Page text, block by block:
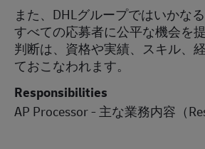
また、 DHLグループではいかな
すべての応募者に公平な機会を
判断は、資格や実績、スキル、
ておこなわれます。
Responsibilities
AP Processor - 主な業務内容（